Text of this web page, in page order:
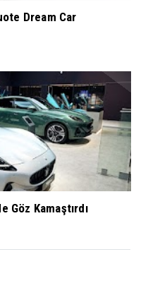
Dream Car
Göz Kamaştırdı